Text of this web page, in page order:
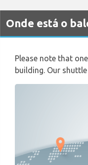
Onde está o
Please note that
building. Our